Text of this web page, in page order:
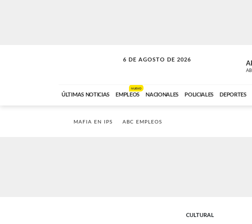
6 DE AGOSTO DE 2026
VITAMINAS
ÚLTIMAS NOTICIAS EMPLEOS
NUEVO
NACIONALES POLICIALES DEPORTES
MAFIA EN IPS ABC EMPLEOS
CULTURAL